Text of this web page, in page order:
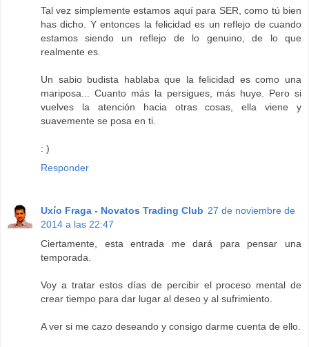
Tal vez simplemente estamos aquí para SER, como tú bien
has dicho. Y entonces la felicidad es un reflejo de cuando
estamos siendo un reflejo de lo genuino, de lo que
realmente es.
Un sabio budista hablaba que la felicidad es como una
mariposa... Cuanto más la persigues, más huye. Pero si
vuelves la atención hacia otras cosas, ella viene y
suavemente se posa en ti.
: )
Responder
Uxío Fraga - Novatos Trading Club 27 de noviembre de
2014 a las 22:47
Ciertamente, esta entrada me dará para pensar una
temporada.
Voy a tratar estos días de percibir el proceso mental de
crear tiempo para dar lugar al deseo y al sufrimiento.
A ver si me cazo deseando y consigo darme cuenta de ello.